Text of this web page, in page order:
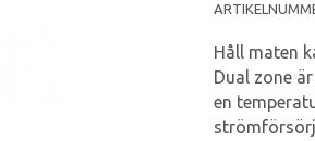
Håll maten
Dual zone
en